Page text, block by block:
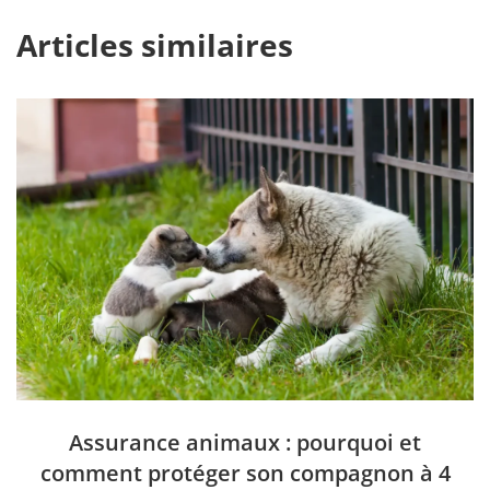
Articles similaires
Assurance animaux : pourquoi et
comment protéger son compagnon à 4